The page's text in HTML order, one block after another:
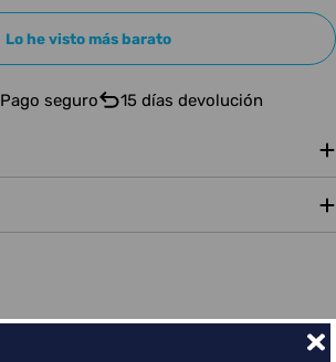
Lo he visto más barato
Pago seguro 15 días devolución